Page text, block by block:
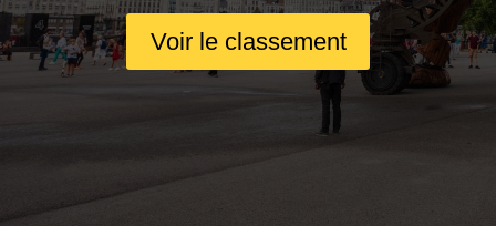
Voir le classement